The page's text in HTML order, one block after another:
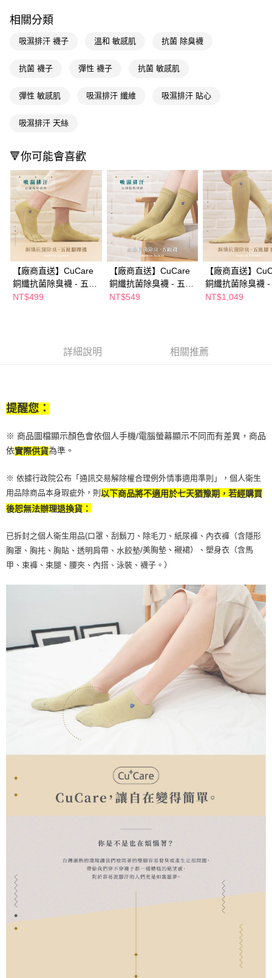
【關於「AFTEE先享後付」】
AFTEE先享後付是「在收到商品之後才付款」的支付方式。 讓您購物簡單
便利好安心！
３．安心：先確認商品／服務後，再付款。
【「AFTEE先享後付」結帳流程】
２．訂單成立數日內，您將收到繳費通知簡訊。
※ 請注意：結帳手續完成當下不需立刻繳費，但若您需要取消訂單，請聯絡
購買商品的店家。未經商家同意取消之訂單仍視為有效，需透過AFTEE先享
後付繳納相關費用。
※ 交易是否成功請以「AFTEE先享後付 」之結帳頁面顯示為準，若有關於
是否繳費成功／繳費後需取消欲退款等相關疑問，請聯繫「AFTEE先享後付
客戶支援中心」
https://netprotections.freshdesk.com/support/home
【注意事項】
１．透過由恩沛科技股份有限公司提供之「AFTEE先享後付」服務完成之交
易，需依本服務之必要範圍內提供個人資料，並將交易相關給付款項請求債
權轉讓予恩沛科技股份有限公司。
２．關於個人資料處理事宜，請瀏覽以下網址：
https://aftee.tw/terms/#terms3
３．未成年的使用者請事先徵得法定代理人或監護人之同意方可使用
請求用戶進行身份認證。
每筆NT$100，滿NT$590(含以上)免運費
宅配(離島廠商直送🚚)
相關分類
吸濕排汗 襪子 溫和 敏感肌 抗菌 除臭襪
抗菌 襪子 彈性 襪子 抗菌 敏感肌
彈性 敏感肌 吸濕排汗 纖維 吸濕排汗 貼心
吸濕排汗 天絲
🔻你可能會喜歡
【廠商直送】CuCare
銅纖抗菌除臭襪 - 五趾
腳踝襪(中性襪) 多尺寸
NT$499
【廠商直送】CuCare
銅纖抗菌除臭襪 - 五趾
襪(中性襪) 多尺寸任選
NT$549
【廠商直送】
銅纖抗菌除臭襪 -
膝下襪(中性襪)
NT$1,049
詳細說明 相關推薦
提醒您：
※ 商品圖檔顯示顏色會依個人手機/電腦螢幕顯示不同而有差異，商品
依實際供貨為準。
※ 依據行政院公布「通訊交易解除權合理例外情事適用準則」，個人衛生
用品除商品本身瑕疵外，則 以下商品將不適用於七天猶豫期，若經購買
後恕無法辦理退換貨：
已拆封之個人衛生用品(口罩、刮鬍刀、除毛刀、紙尿褲、內衣褲（含隱形
胸罩、胸扥、胸貼、透明肩帶、水餃墊/美胸墊、襯裙）、塑身衣（含馬
甲、束褲、束腿、腰夾、內搭、泳裝、襪子。）